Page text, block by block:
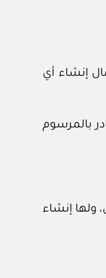
إنشاء أي
بالمرسوم
ولها إنشاء